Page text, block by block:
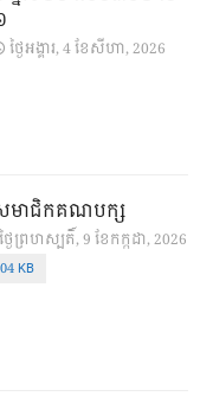
ថ្ងៃ​អង្គារ, 4 ខែ​សីហា, 2026
សមាជិកគណបក្ស
ថ្ងៃ​ព្រហស្បតិ៍, 9 ខែ​កក្កដា, 2026
KB